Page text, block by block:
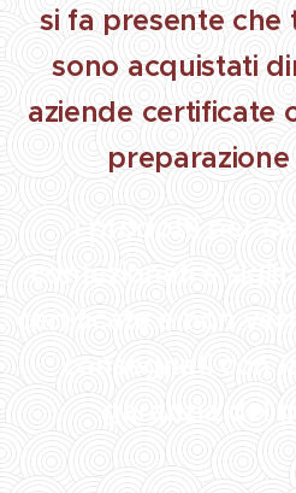
si fa presente che
sono acquistati
aziende certificate